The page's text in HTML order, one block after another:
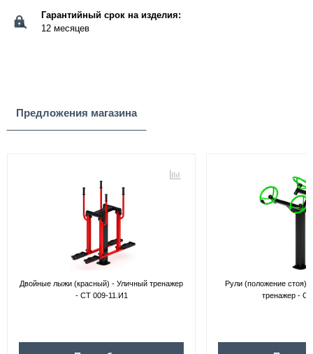
Гарантийный срок на изделия:
12 месяцев
Предложения магазина
Двойные лыжи (красный) - Уличный тренажер
- СТ 009-11.И1
Рули (положение стоя)
тренажер -